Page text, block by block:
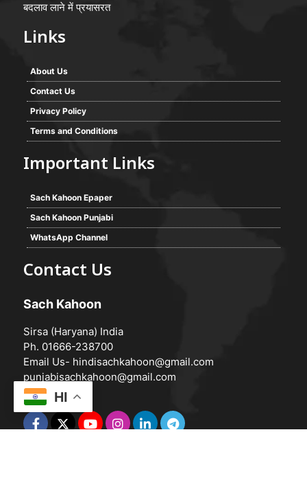
बदलाव लाने में प्रयासरत
Links
About Us
Contact Us
Privacy Policy
Terms and Conditions
Important Links
Sach Kahoon Epaper
Sach Kahoon Punjabi
WhatsApp Channel
Contact Us
Sach Kahoon
Sirsa (Haryana) India
Ph. 01666-238700
Email Us- hindisachkahoon@gmail.com
punjabisachkahoon@gmail.com
HI